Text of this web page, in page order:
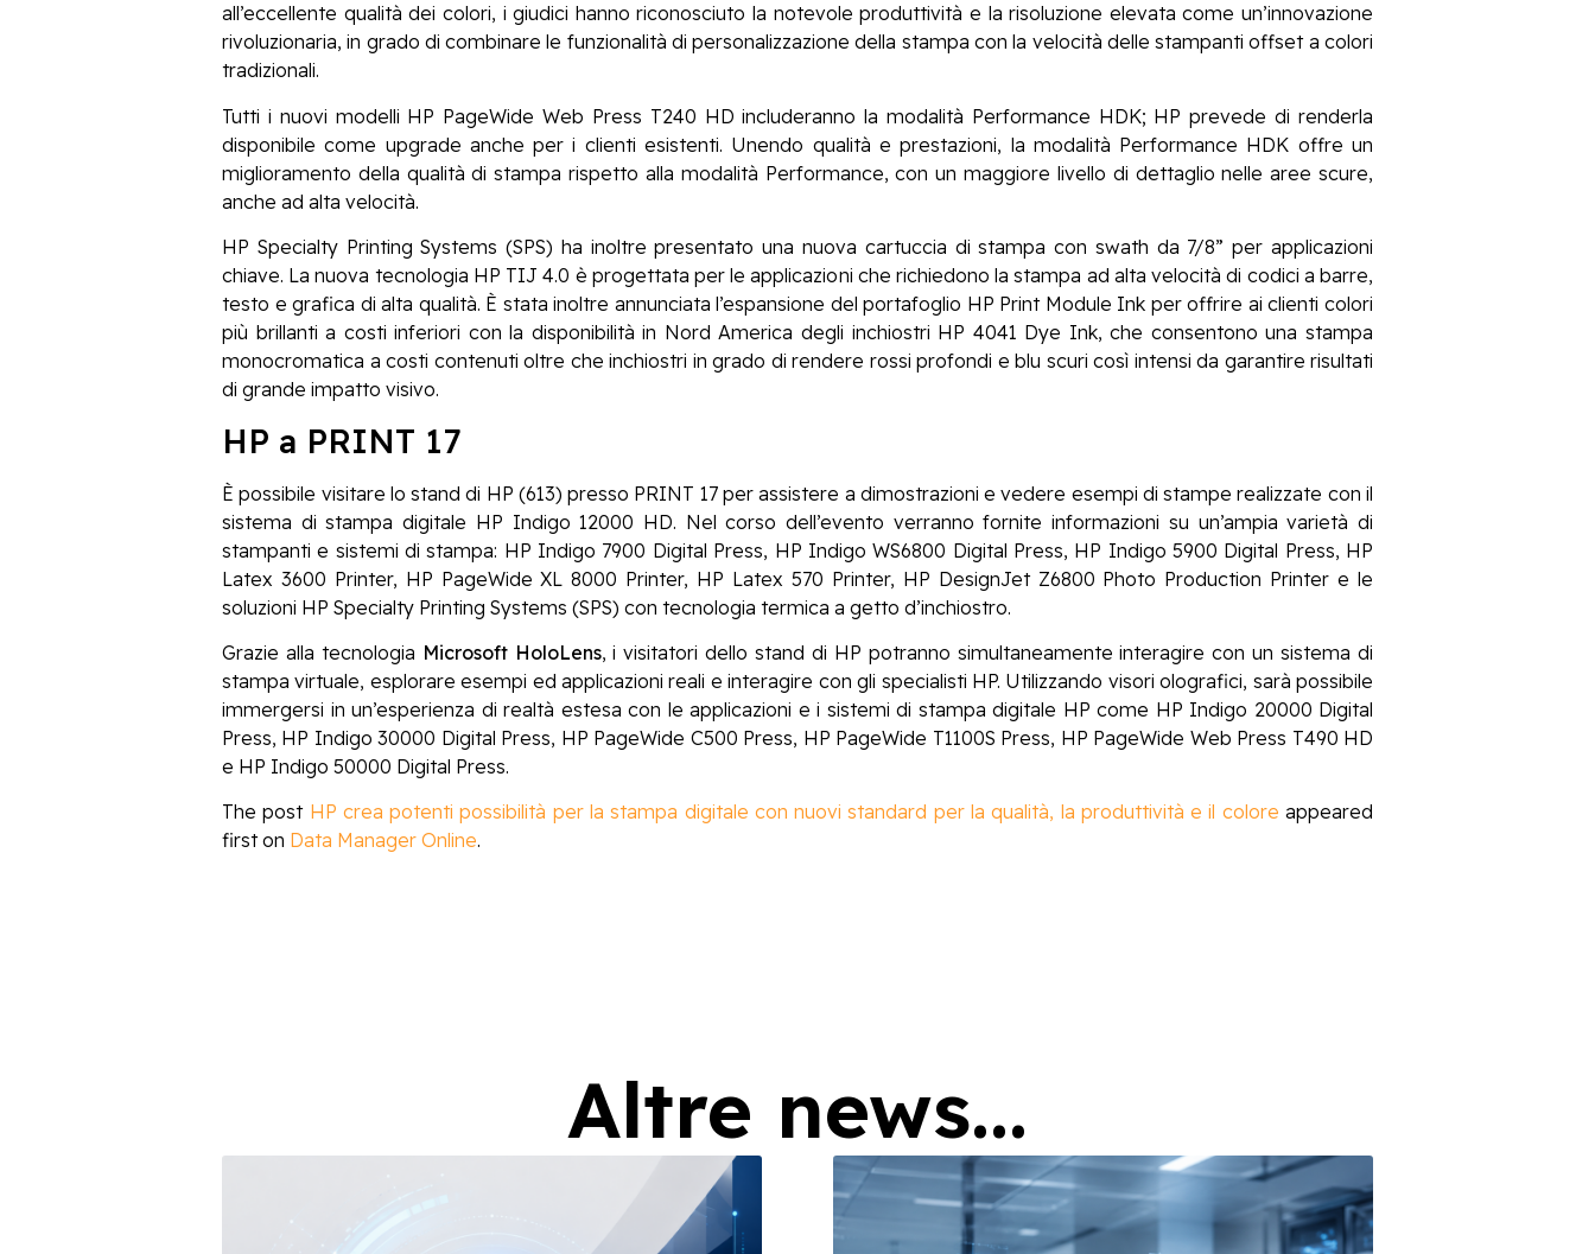
all’eccellente qualità dei colori, i giudici hanno riconosciuto la notevole produttività e la risoluzione elevata come un’innovazione
rivoluzionaria, in grado di combinare le funzionalità di personalizzazione della stampa con la velocità delle stampanti offset a colori
tradizionali.
Tutti i nuovi modelli HP PageWide Web Press T240 HD includeranno la modalità Performance HDK; HP prevede di renderla
disponibile come upgrade anche per i clienti esistenti. Unendo qualità e prestazioni, la modalità Performance HDK offre un
miglioramento della qualità di stampa rispetto alla modalità Performance, con un maggiore livello di dettaglio nelle aree scure,
anche ad alta velocità.
HP Specialty Printing Systems (SPS) ha inoltre presentato una nuova cartuccia di stampa con swath da 7/8” per applicazioni
chiave. La nuova tecnologia HP TIJ 4.0 è progettata per le applicazioni che richiedono la stampa ad alta velocità di codici a barre,
testo e grafica di alta qualità. È stata inoltre annunciata l’espansione del portafoglio HP Print Module Ink per offrire ai clienti colori
più brillanti a costi inferiori con la disponibilità in Nord America degli inchiostri HP 4041 Dye Ink, che consentono una stampa
monocromatica a costi contenuti oltre che inchiostri in grado di rendere rossi profondi e blu scuri così intensi da garantire risultati
di grande impatto visivo.
HP a PRINT 17
È possibile visitare lo stand di HP (613) presso PRINT 17 per assistere a dimostrazioni e vedere esempi di stampe realizzate con il
sistema di stampa digitale HP Indigo 12000 HD. Nel corso dell’evento verranno fornite informazioni su un’ampia varietà di
stampanti e sistemi di stampa: HP Indigo 7900 Digital Press, HP Indigo WS6800 Digital Press, HP Indigo 5900 Digital Press, HP
Latex 3600 Printer, HP PageWide XL 8000 Printer, HP Latex 570 Printer, HP DesignJet Z6800 Photo Production Printer e le
soluzioni HP Specialty Printing Systems (SPS) con tecnologia termica a getto d’inchiostro.
Grazie alla tecnologia Microsoft HoloLens, i visitatori dello stand di HP potranno simultaneamente interagire con un sistema di
stampa virtuale, esplorare esempi ed applicazioni reali e interagire con gli specialisti HP. Utilizzando visori olografici, sarà possibile
immergersi in un’esperienza di realtà estesa con le applicazioni e i sistemi di stampa digitale HP come HP Indigo 20000 Digital
Press, HP Indigo 30000 Digital Press, HP PageWide C500 Press, HP PageWide T1100S Press, HP PageWide Web Press T490 HD
e HP Indigo 50000 Digital Press.
The post HP crea potenti possibilità per la stampa digitale con nuovi standard per la qualità, la produttività e il colore appeared
first on Data Manager Online.
Altre news...